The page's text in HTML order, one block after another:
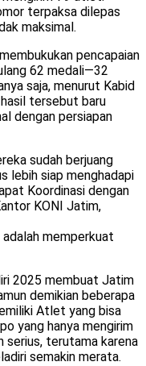
terpaksa dilepas
maksimal.
pencapaian
62 medali—32
saja, menurut Kabid
tersebut baru
dengan persiapan
sudah berjuang
lebih siap menghadapi
Koordinasi dengan
KONI Jatim,
memperkuat
2025 membuat Jatim
demikian beberapa
Atlet yang bisa
yang hanya mengirim
serius, terutama karena
semakin merata.